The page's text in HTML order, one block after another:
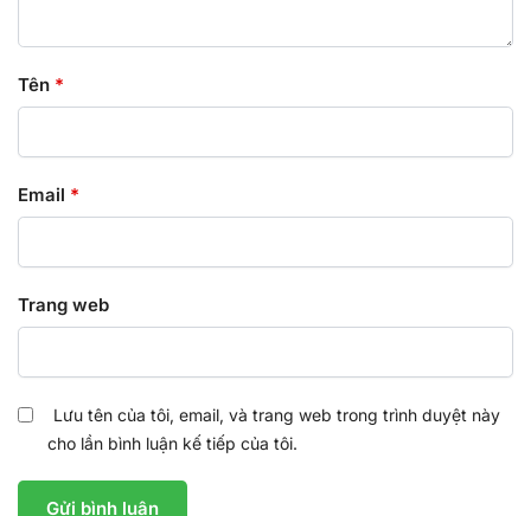
Tên *
Email *
Trang web
Lưu tên của tôi, email, và trang web trong trình duyệt này
cho lần bình luận kế tiếp của tôi.